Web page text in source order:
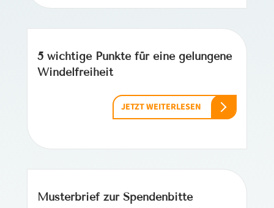
5 wichtige Punkte für eine gelungene
Windelfreiheit
JETZT WEITERLESEN
Musterbrief zur Spendenbitte